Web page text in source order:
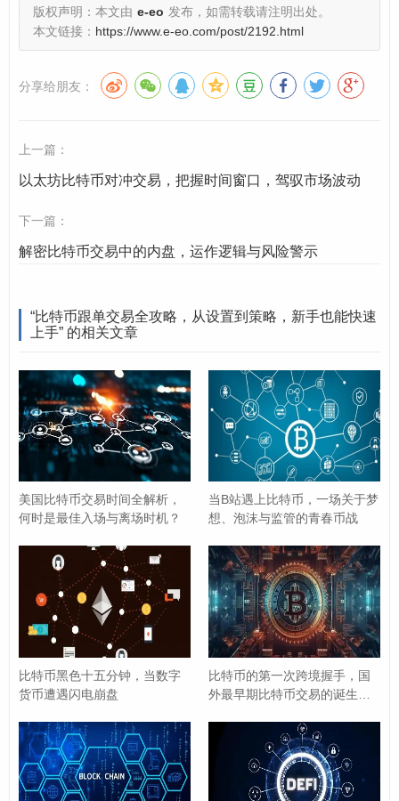
m Discord群组等，交易者在社区中分享自己的交易信
号（包括币种、方向、入场点、止盈止损点），跟单
者自行判断是否跟随并手动操作。
API接口跟单：
更高级的自动化方式，跟单者将自己
商系统自动识别并复制主账户的交易指令，这种方式
自动化程度高，但对API权限管理和服务商安全性要求
比特币跟单交易详细设置步骤
选择可靠的跟单来源/平台：
用）、技术成熟、资金安全的平台，查看用户评
价、平台历史等。
交易员筛选：仔细研究交易员的资质，关注其：
历史业绩：
长期稳定的收益率比短期暴利更重
要。
越小越好。
胜率：盈利次数占总交易次数的比例，但需结
合盈亏比看。
交易风格：是短线、中线还是长线？是高频还
是低频？选择与自己风险偏好和资金情况匹配
透明度：交易记录是否公开透明，有无作假嫌
疑。
版权声明：本文由 e-eo 发布，如需转载请注明出处。
本文链接： https://www.e-eo.com/post/2192.html
分享给朋友：
上一篇：
以太坊比特币对冲交易，把握时间窗口，驾驭市场波动
下一篇：
解密比特币交易中的内盘，运作逻辑与风险警示
“比特币跟单交易全攻略，从设置到策略，新手也能快速
上手” 的相关文章
美国比特币交易时间全解析，
何时是最佳入场与离场时机？
当B站遇上比特币，一场关于梦
想、泡沫与监管的青春币战
比特币黑色十五分钟，当数字
货币遭遇闪电崩盘
比特币的第一次跨境握手，国
外最早期比特币交易的诞生与